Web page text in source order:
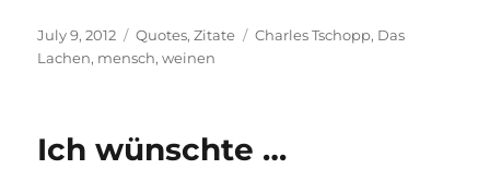
Posted
on
July 9, 2012 Categories
Quotes,Zitate Tags
Charles Tschopp, Das
Lachen, mensch,weinen
Ich wünschte …